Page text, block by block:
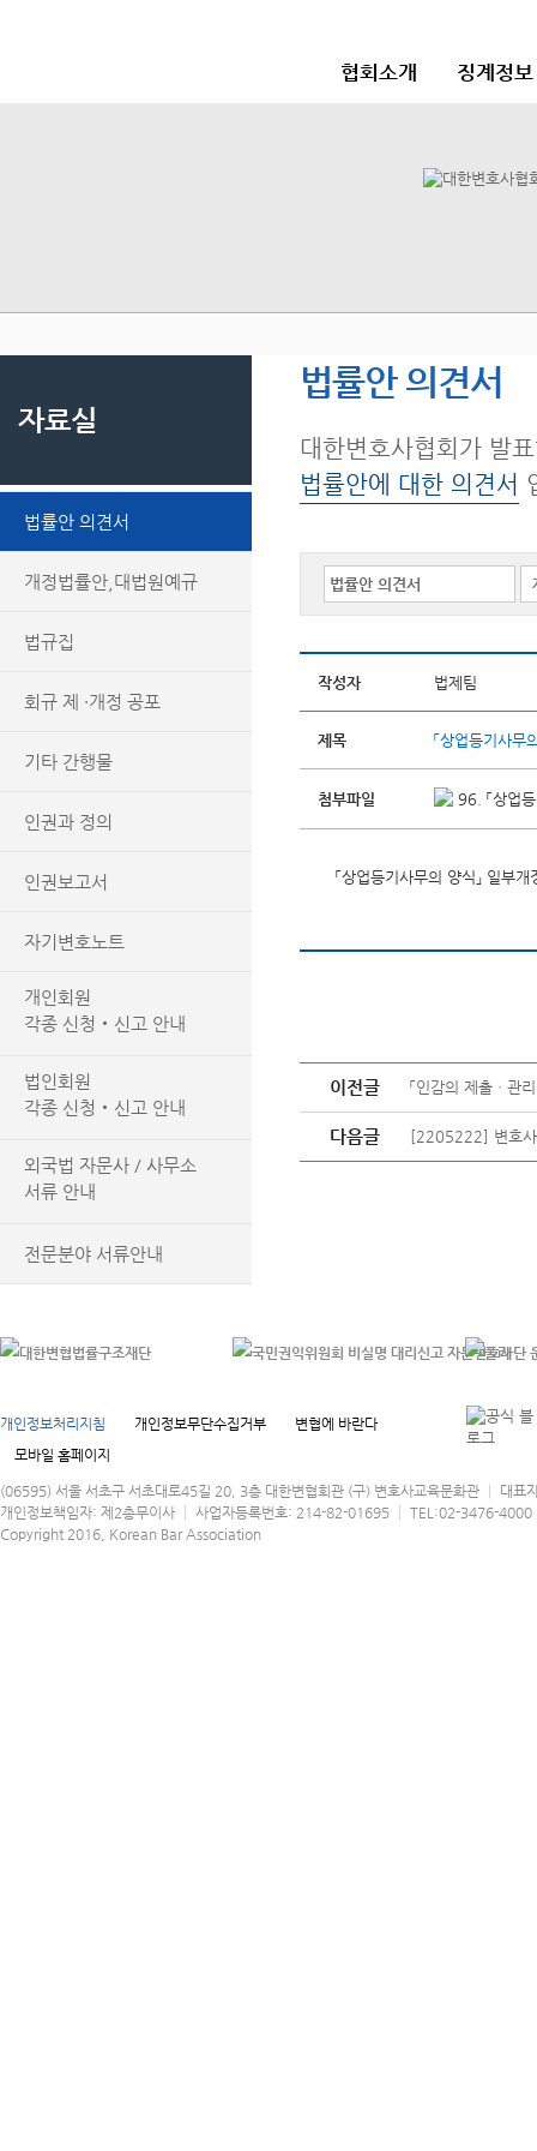
협회소개 징계정
자료실
법률안 의견서
개정법률안,대법원예규
법규집
회규 제 ·개정 공포
기타 간행물
인권과 정의
인권보고서
자기변호노트
개인회원
각종 신청‧신고 안내
법인회원
각종 신청‧신고 안내
외국법 자문사 / 사무소
서류 안내
전문분야 서류안내
법률안 의견서
대한변호사협회가 발
법률안에 대한 의견서
작성자 법제팀
제목 「상업등기사무
첨부파일 96. 「상업
「상업등기사무의 양식」 일부
이전글 「인감의 제출ㆍ관
다음글 [2205222] 변호사
개인정보처리지침 개인정보무단수집거부
변협에 바란다
모바일 홈페이지
(06595) 서울 서초구 서초대로45길 20, 3층 대한변협회관 (구) 변호사교육문화관 │ 대표
개인정보책임자: 제2총무이사 │ 사업자등록번호: 214-82-01695 │ TEL:02-3476-
Copyright 2016, Korean Bar Association